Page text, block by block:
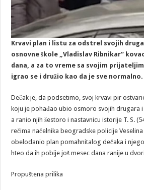
Krvavi plan i listu za odstrel svojih
osnovne škole „Vladislav Ribnikar“
dana, a za to vreme sa svojim
igrao se i družio kao da je sve normalno.
Dečak je, da podsetimo, svoj krvavi pir
koju je pohađao ubio osmoro svojih drugara i
a ranio njih šestoro i nastavnicu istorije T. S.
rečima načelnika beogradske policije
obelodanio plan pomahnitalog dečaka i
hteo da ih pobije još mesec dana ranije u
Propuštena prilika